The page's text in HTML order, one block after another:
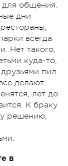
для общения.
дни
всегда
Нет такого,
куда-то,
пил
делают
лет до
К браку
решению,
в